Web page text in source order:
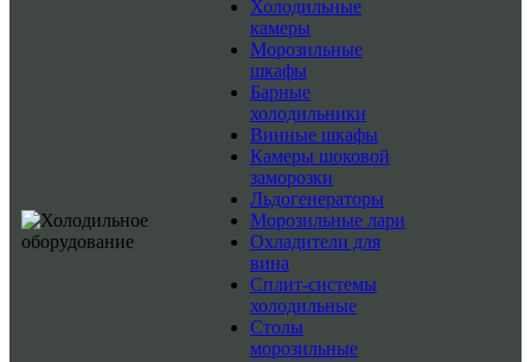
Холодильные
камеры
Морозильные
шкафы
Барные
холодильники
Винные шкафы
Камеры шоковой
заморозки
Льдогенераторы
Морозильные лари
Охладители для
вина
Сплит-системы
холодильные
Столы
морозильные